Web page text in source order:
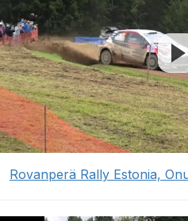
Rovanperä Rally Estonia,